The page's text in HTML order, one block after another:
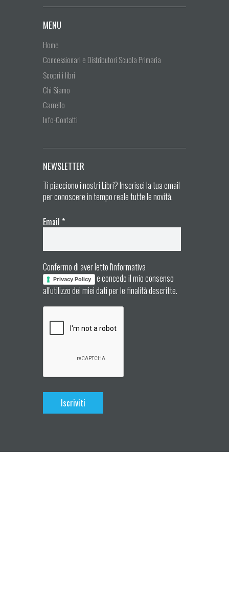
MENU
Home
Concessionari e Distributori Scuola Primaria
Scopri i libri
Chi Siamo
Carrello
Info-Contatti
NEWSLETTER
Ti piacciono i nostri Libri? Inserisci la tua email
per conoscere in tempo reale tutte le novità.
Email *
Confermo di aver letto l'informativa
Privacy Policy
e concedo il mio consenso
all'utilizzo dei miei dati per le finalità descritte.